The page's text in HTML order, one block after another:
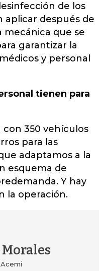
de los
aplicar después de
mecánica que se
garantizar la
y personal
tienen para
con 350 vehículos
para las
adaptamos a la
esquema de
Y hay
la operación.